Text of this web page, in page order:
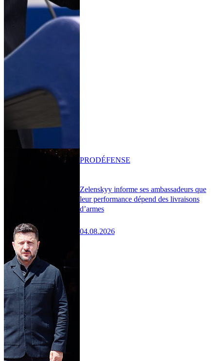
Zelenskyy informe ses ambassadeurs que
leur performance dépend des livraisons
d’armes
04.08.2026
PRODÉFENSE